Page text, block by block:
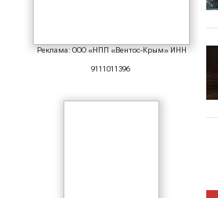
Реклама: ООО «НПП «Вентос-Крым» ИНН
9111011396